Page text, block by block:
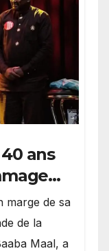
ans
marge de sa
de la
Maal, a